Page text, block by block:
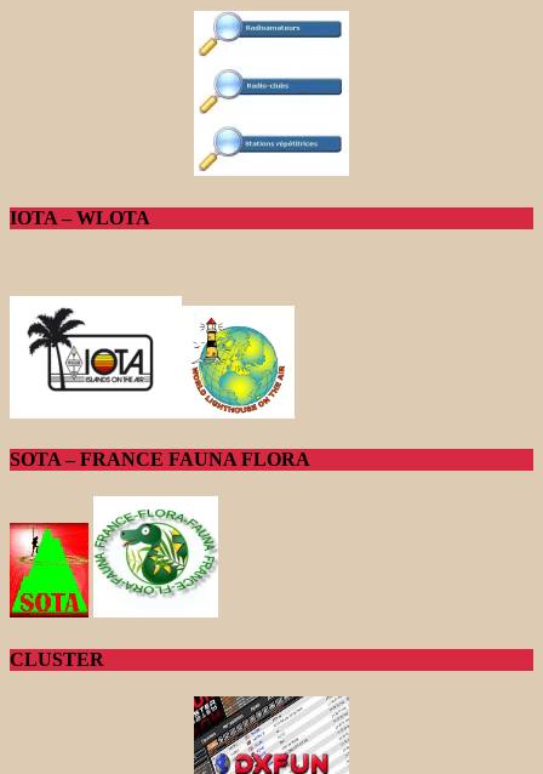
IOTA – WLOTA
SOTA – FRANCE FAUNA FLORA
CLUSTER